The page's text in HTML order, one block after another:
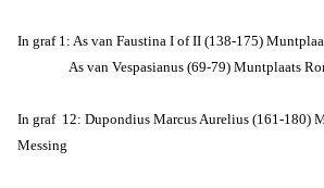
In graf 1: As van Faustina I of II (138-175)
As van Vespasianus (69-79) Muntplaats
In graf 12: Dupondius Marcus Aurelius (161-180)
Messing